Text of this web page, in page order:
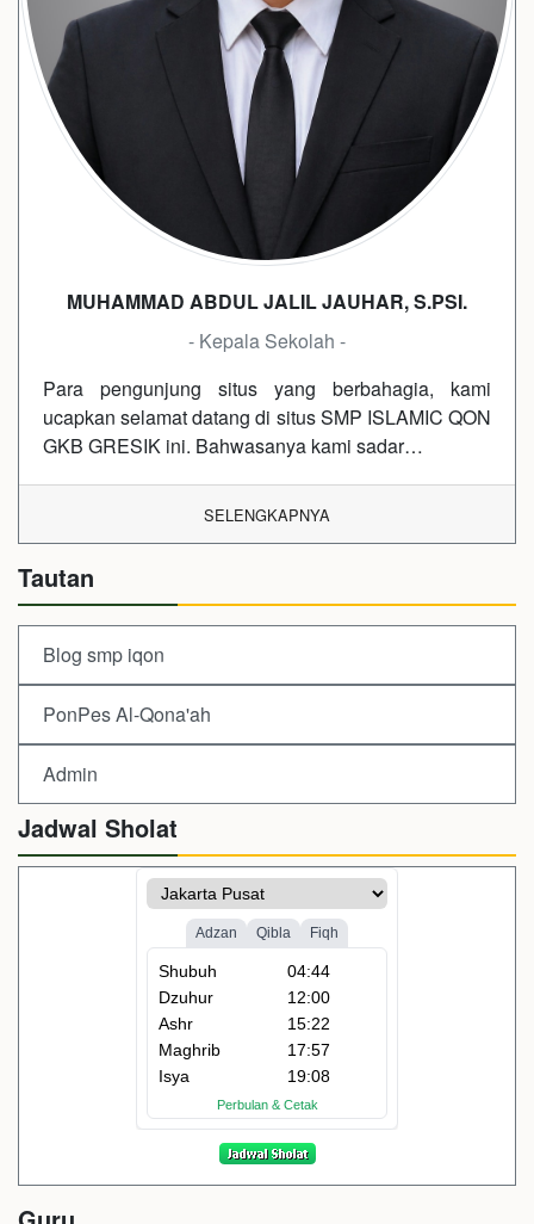
MUHAMMAD ABDUL JALIL JAUHAR, S.PSI.
- Kepala Sekolah -
Para pengunjung situs yang berbahagia, kami
ucapkan selamat datang di situs SMP ISLAMIC QON
GKB GRESIK ini. Bahwasanya kami sadar…
SELENGKAPNYA
Tautan
Blog smp iqon
PonPes Al-Qona'ah
Admin
Jadwal Sholat